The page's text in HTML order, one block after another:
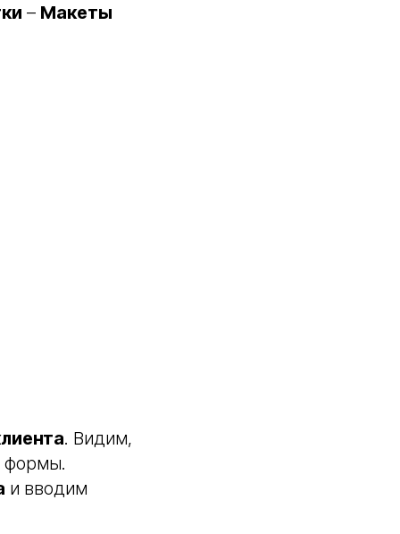
– Макеты
. Видим,
формы.
и вводим